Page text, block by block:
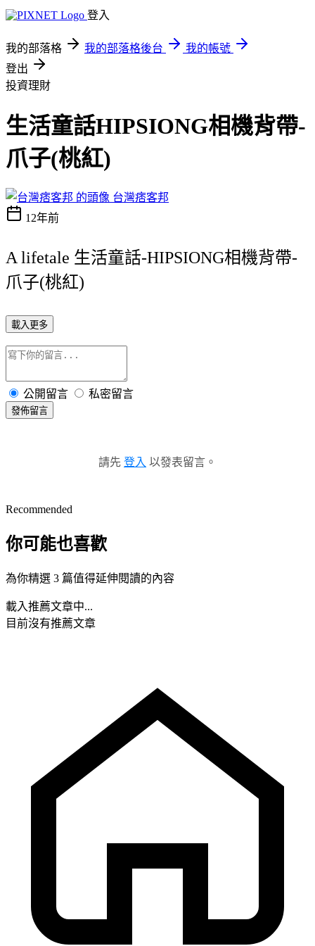
登入
我的部落格 我的部落格後台
我的帳號
登出
投資理財
生活童話HIPSIONG相機背帶-
爪子(桃紅)
台灣痞客邦
12年前
A lifetale 生活童話-HIPSIONG相機背帶-
爪子(桃紅)
載入更多
公開留言 私密留言
發佈留言
請先 登入 以發表留言。
Recommended
你可能也喜歡
為你精選 3 篇值得延伸閱讀的內容
載入推薦文章中...
目前沒有推薦文章